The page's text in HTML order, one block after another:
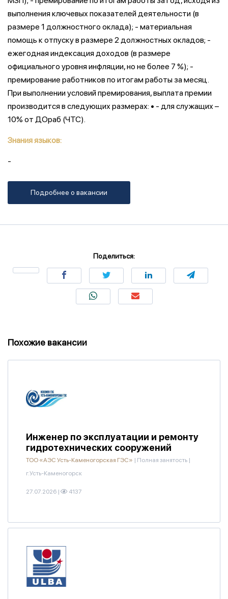
выполнения ключевых показателей деятельности (в
размере 1 должностного оклада); - материальная
помощь к отпуску в размере 2 должностных окладов; -
ежегодная индексация доходов (в размере
официального уровня инфляции, но не более 7 %); -
премирование работников по итогам работы за месяц.
При выполнении условий премирования, выплата премии
производится в следующих размерах: • - для служащих –
10% от ДОраб (ЧТС).
Знания языков:
-
Подробнее о вакансии
Поделиться:
Похожие вакансии
Инженер по эксплуатации и ремонту
гидротехнических сооружений
ТОО «АЭС Усть-Каменогорская ГЭС» | Полная занятость |
г.Усть-Каменогорск
27.07.2026 | 4137